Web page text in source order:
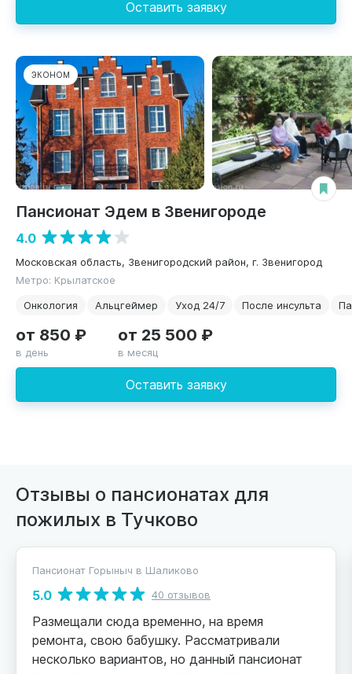
Оставить заявку
ЭКОНОМ
Пансионат Эдем в Звенигороде
4.0
Московская область, Звенигородский район, г. Звенигород
Метро: Крылатское
Онкология
Альцгеймер Уход 24/7 После инсульта
Оставить заявку
от 850 ₽
в день
от 25 500 ₽
в месяц
Отзывы о пансионатах для
пожилых в Тучково
Пансионат Горыныч в Шаликово
5.0 40 отзывов
Размещали сюда временно, на время
ремонта, свою бабушку. Рассматривали
несколько вариантов, но данный пансионат